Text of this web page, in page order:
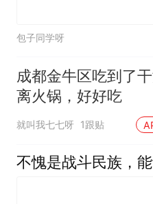
包子同学呀
成都金牛区吃到了
离火锅，好好吃
就叫我七七呀 1跟贴
不愧是战斗民族，